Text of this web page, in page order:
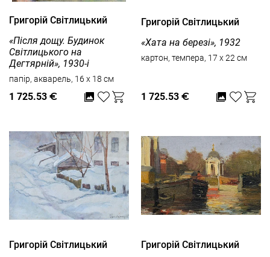
Григорій Світлицький
«Після дощу. Будинок
Світлицького на
Дегтярній», 1930-і
папір, акварель, 16 x 18 см
1 725.53 €
Григорій Світлицький
«Хата на березі», 1932
картон, темпера, 17 x 22 см
1 725.53 €
Григорій Світлицький
Григорій Світлицький